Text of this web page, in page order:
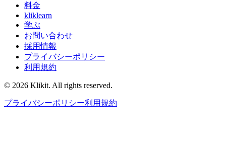
料金
kliklearn
学ぶ
お問い合わせ
採用情報
プライバシーポリシー
利用規約
© 2026 Klikit. All rights reserved.
プライバシーポリシー利用規約